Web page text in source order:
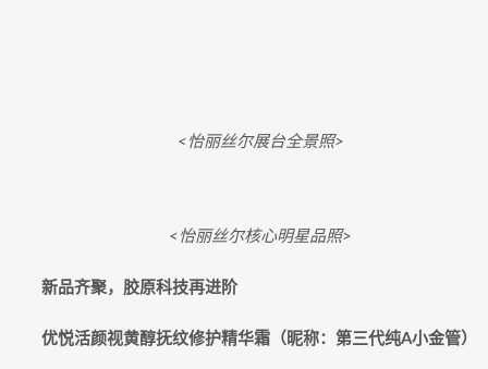
<怡丽丝尔展台全景照>
<怡丽丝尔核心明星品照>
新品齐聚，胶原科技再进阶
优悦活颜视黄醇抚纹修护精华霜（昵称：第三代纯A小金管）